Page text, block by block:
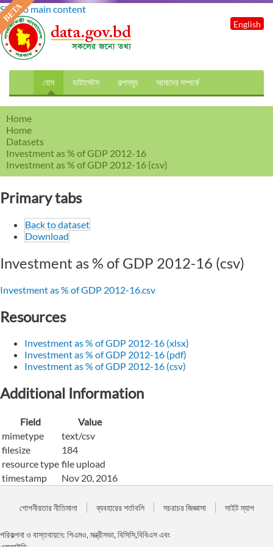
Skip to main content
হোম ডাটাসেটস গল্পসমূহ আমাদের সম্পর্কে
English
Home
Home
Datasets
Investment as % of GDP 2012-16
Investment as % of GDP 2012-16 (csv)
Primary tabs
Back to dataset
Download
Investment as % of GDP 2012-16 (csv)
Investment as % of GDP 2012-16.csv
Resources
Investment as % of GDP 2012-16 (xlsx)
Investment as % of GDP 2012-16 (pdf)
Investment as % of GDP 2012-16 (csv)
Additional Information
Field
Value
mimetype
text/csv
filesize
184
resource type file upload
timestamp
Nov 20, 2016
গোপনীয়তার নীতিমালা ব্যবহারের শর্তাবলি সচরাচর জিজ্ঞাসা সাইট ম্যাপ
পরিকল্পনা ও বাস্তবায়নে: পিএমও, মন্ত্রীসভা, বিসিসি,বিবিএস এবং